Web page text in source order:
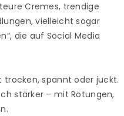
Cremes, trendige
vielleicht sogar
die auf Social Media
trocken, spannt oder juckt.
stärker – mit Rötungen,